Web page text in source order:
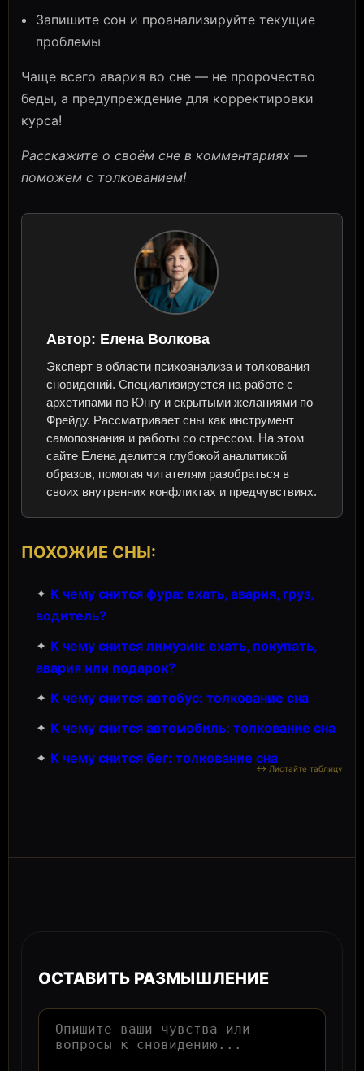
Запишите сон и проанализируйте текущие
проблемы
Чаще всего авария во сне — не пророчество
беды, а предупреждение для корректировки
курса!
Расскажите о своём сне в комментариях —
поможем с толкованием!
Автор: Елена Волкова
Эксперт в области психоанализа и толкования
сновидений. Специализируется на работе с
архетипами по Юнгу и скрытыми желаниями по
Фрейду. Рассматривает сны как инструмент
самопознания и работы со стрессом. На этом
сайте Елена делится глубокой аналитикой
образов, помогая читателям разобраться в
своих внутренних конфликтах и предчувствиях.
ПОХОЖИЕ СНЫ:
✦ К чему снится фура: ехать, авария, груз,
водитель?
✦ К чему снится лимузин: ехать, покупать,
авария или подарок?
✦ К чему снится автобус: толкование сна
✦ К чему снится автомобиль: толкование сна
✦ К чему снится бег: толкование сна
ОСТАВИТЬ РАЗМЫШЛЕНИЕ